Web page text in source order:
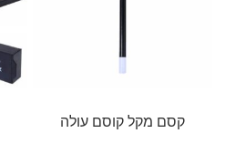
קסם מקל קוסם עולה